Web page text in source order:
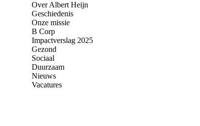
Over Albert Heijn
Geschiedenis
Onze missie
B Corp
Impactverslag 2025
Gezond
Sociaal
Duurzaam
Nieuws
Vacatures